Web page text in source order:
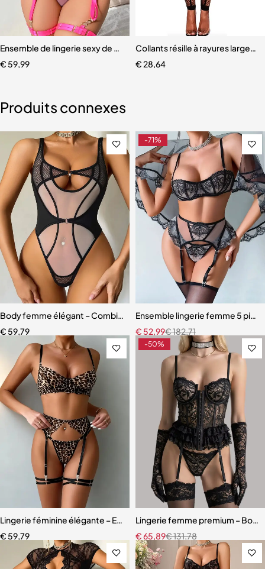
pour femmes
Ensemble de lingerie sexy de haute qualité, lingerie avec porte-
€ 59,99
Collants résille à rayures larges
€28,64
Produits connexes
Body femme élégant – Combinaison avec empiècements en maille
€ 59,79
-71%
Ensemble lingerie femme 5
€182,71
€ 52,99
Lingerie féminine élégante – Ensemble en dentelle léopard avec
€ 59,79
-50%
Lingerie femme premium –
€131,78
€65,89